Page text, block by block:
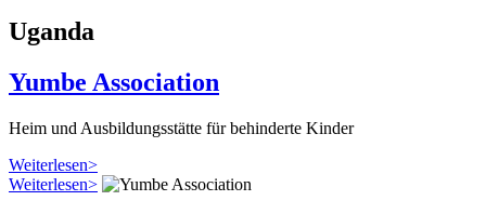
Uganda
Yumbe Association
Heim und Aus­bildungs­stätte für behin­derte Kinder
Weiterlesen>
Weiterlesen>